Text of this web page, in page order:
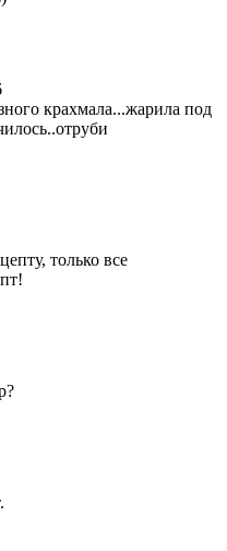
крахмала...жарила под
только все